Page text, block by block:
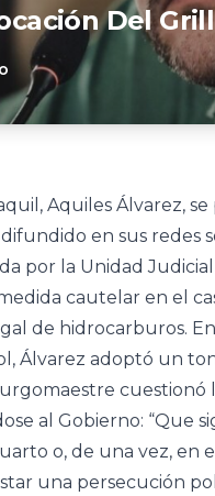
Del
Aquiles Álvarez,
en sus redes
por la Unidad
cautelar en el
de hidrocarburos.
Álvarez adoptó un
al Gobierno: “Que
o, de una vez, en
una persecución